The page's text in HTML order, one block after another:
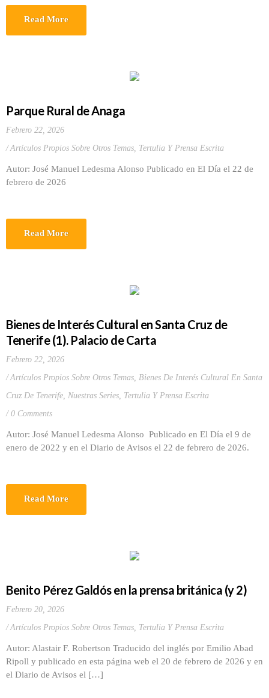
Read More
Parque Rural de Anaga
Febrero 22, 2026
Artículos Propios Sobre Otros Temas, Tertulia Y Prensa Escrita
Autor: José Manuel Ledesma Alonso Publicado en El Día el 22 de
febrero de 2026
Read More
Bienes de Interés Cultural en Santa Cruz de
Tenerife (1). Palacio de Carta
Febrero 22, 2026
Artículos Propios Sobre Otros Temas, Bienes De Interés Cultural En Santa
Cruz De Tenerife, Nuestras Series, Tertulia Y Prensa Escrita
0 Comments
Autor: José Manuel Ledesma Alonso Publicado en El Día el 9 de
enero de 2022 y en el Diario de Avisos el 22 de febrero de 2026.
Read More
Benito Pérez Galdós en la prensa británica (y 2)
Febrero 20, 2026
Artículos Propios Sobre Otros Temas, Tertulia Y Prensa Escrita
Autor: Alastair F. Robertson Traducido del inglés por Emilio Abad
Ripoll y publicado en esta página web el 20 de febrero de 2026 y en
el Diario de Avisos el […]